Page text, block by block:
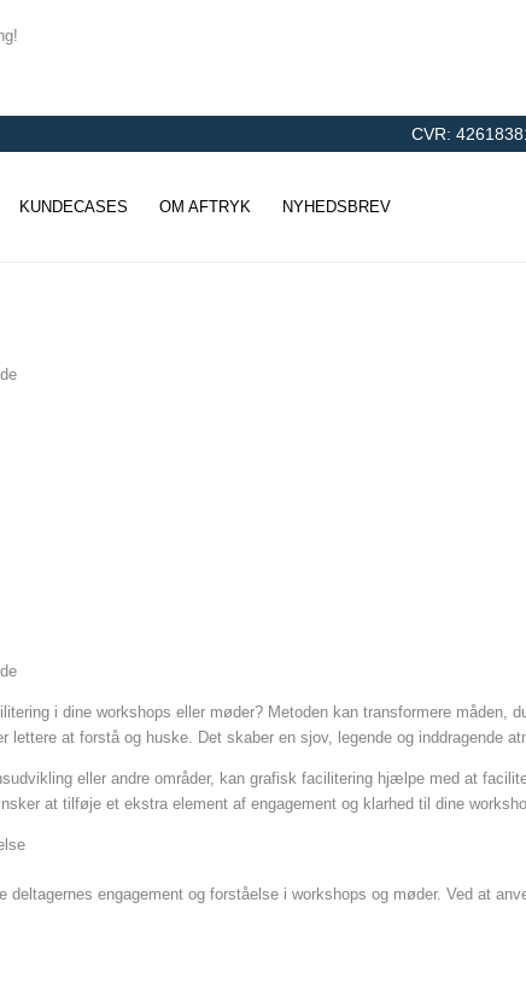
CVR:
KUNDECASES OM AFTRYK NYHEDSBREV
i dine workshops eller møder? Metoden kan transformere
lettere at forstå og huske. Det skaber en sjov, legende og inddragende
eller andre områder, kan grafisk facilitering hjælpe med at
at tilføje et ekstra element af engagement og klarhed til dine
engagement og forståelse i workshops og møder. Ved at